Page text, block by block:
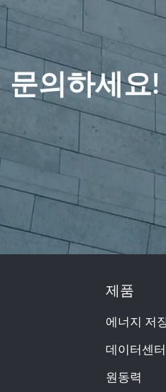
문의하세요!
제품
에너지 저
데이터센
원동력